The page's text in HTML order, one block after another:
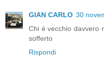
GIAN CARLO 30
Chi è vecchio davvero
sofferto
Rispondi